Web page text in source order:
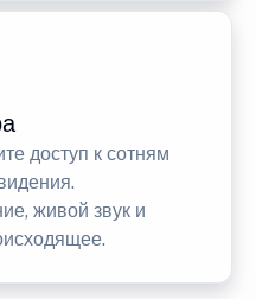
доступ к сотням
живой звук и